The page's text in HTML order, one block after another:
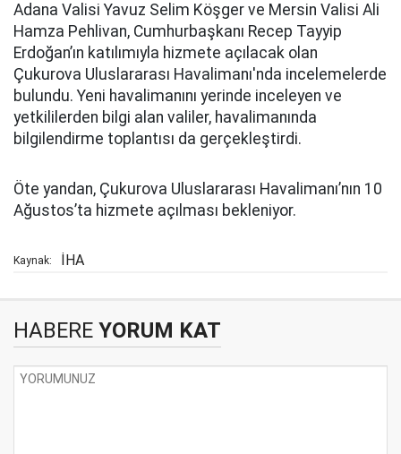
Adana Valisi Yavuz Selim Köşger ve Mersin Valisi Ali
Hamza Pehlivan, Cumhurbaşkanı Recep Tayyip
Erdoğan’ın katılımıyla hizmete açılacak olan
Çukurova Uluslararası Havalimanı'nda incelemelerde
bulundu. Yeni havalimanını yerinde inceleyen ve
yetkililerden bilgi alan valiler, havalimanında
bilgilendirme toplantısı da gerçekleştirdi.
Öte yandan, Çukurova Uluslararası Havalimanı’nın 10
Ağustos’ta hizmete açılması bekleniyor.
Kaynak: İHA
HABERE YORUM KAT